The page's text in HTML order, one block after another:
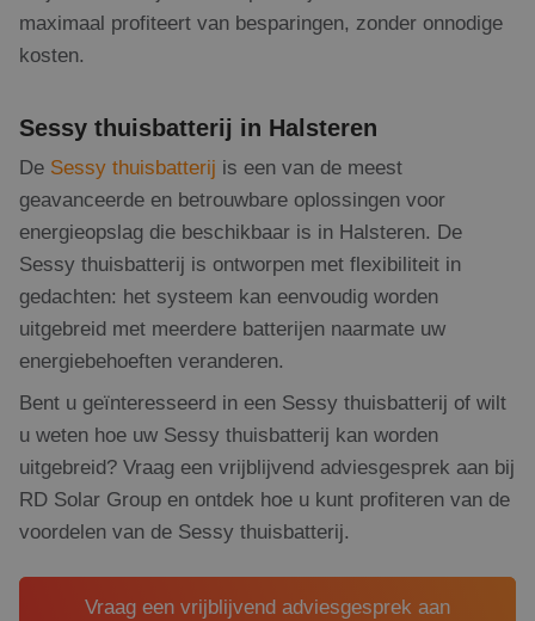
maximaal profiteert van besparingen, zonder onnodige
kosten.
Sessy thuisbatterij in Halsteren
De Sessy thuisbatterij is een van de meest
geavanceerde en betrouwbare oplossingen voor
energieopslag die beschikbaar is in Halsteren. De
Sessy thuisbatterij is ontworpen met flexibiliteit in
gedachten: het systeem kan eenvoudig worden
uitgebreid met meerdere batterijen naarmate uw
energiebehoeften veranderen.
Bent u geïnteresseerd in een Sessy thuisbatterij of wilt
u weten hoe uw Sessy thuisbatterij kan worden
uitgebreid? Vraag een vrijblijvend adviesgesprek aan bij
RD Solar Group en ontdek hoe u kunt profiteren van de
voordelen van de Sessy thuisbatterij.
Vraag een vrijblijvend adviesgesprek aan